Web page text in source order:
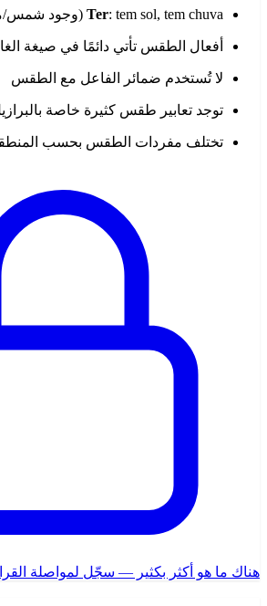
Ter: tem sol, tem chuva (وجود شمس/مطر)
أفعال الطقس تأتي دائمًا في صيغة
لا تُستخدم ضمائر الفاعل مع الطقس
توجد تعابير طقس كثيرة خاصة
تختلف مفردات الطقس بحسب
هناك ما هو أكثر بكثير — سجّل لمواصلة